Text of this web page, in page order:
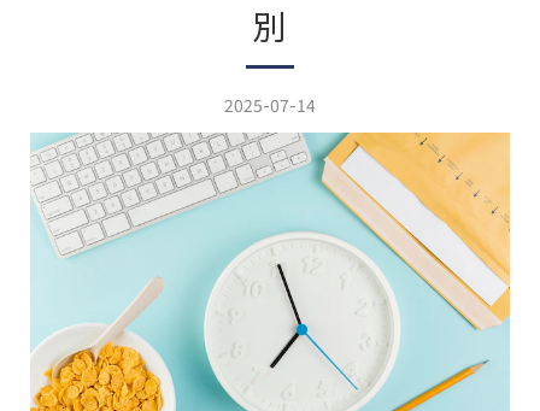
別
2025-07-14